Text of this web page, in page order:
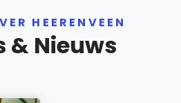
HEERENVEEN
& Nieuws